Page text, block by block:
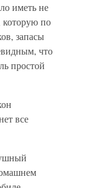
иметь не
которую по
запасы
что
простой
все